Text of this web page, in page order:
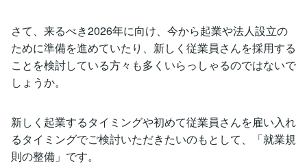
さて、来るべき2026年に向け、今から起業や法人設立の
ために準備を進めていたり、新しく従業員さんを採用する
ことを検討している方々も多くいらっしゃるのではないで
しょうか。
新しく起業するタイミングや初めて従業員さんを雇い入れ
るタイミングでご検討いただきたいのもとして、「就業規
則の整備」です。